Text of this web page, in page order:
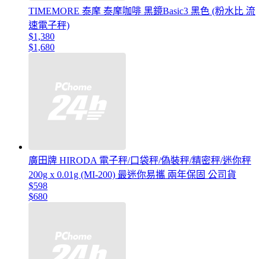
TIMEMORE 泰摩 泰摩咖啡 黑鏡Basic3 黑色 (粉水比 流
速電子秤)
$1,380
$1,680
廣田牌 HIRODA 電子秤/口袋秤/偽裝秤/精密秤/迷你秤
200g x 0.01g (MI-200) 最迷你易攜 兩年保固 公司貨
$598
$680